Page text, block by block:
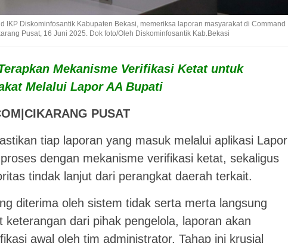
IKP Diskominfosantik Kabupaten Bekasi, memeriksa laporan masyarakat di Command
Pusat, 16 Juni 2025. Dok foto/Oleh Diskominfosantik Kab.Bekasi
Mekanisme Verifikasi Ketat untuk
Melalui Lapor AA Bupati
PUSAT
tiap laporan yang masuk melalui aplikasi Lapor
dengan mekanisme verifikasi ketat, sekaligus
tindak lanjut dari perangkat daerah terkait.
diterima oleh sistem tidak serta merta langsung
keterangan dari pihak pengelola, laporan akan
awal oleh tim administrator. Tahap ini krusial